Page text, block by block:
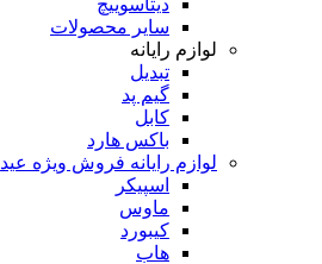
سایر محصولات
لوازم رایانه
تبدیل
گیم پد
کابل
باکس هارد
لوازم رایانه فروش ویژه عید
اسپیکر
ماوس
کیبورد
هاب